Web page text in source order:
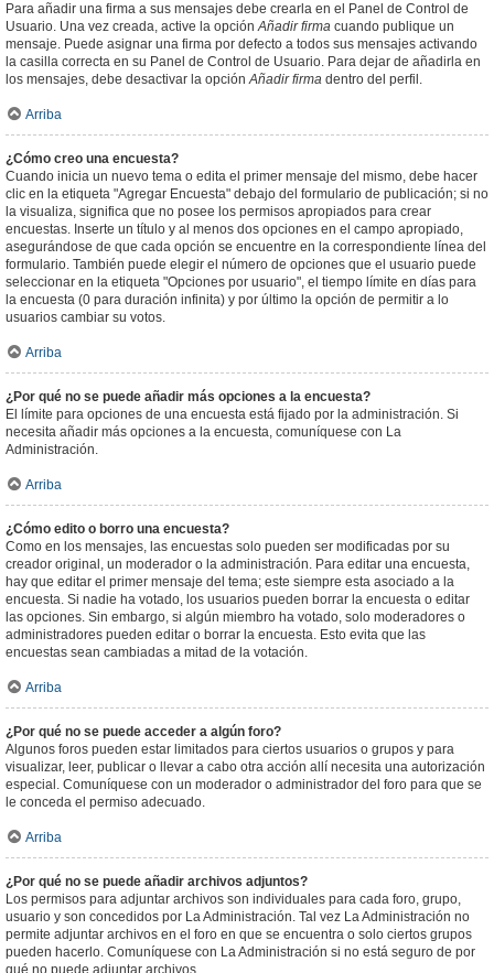
Para añadir una firma a sus mensajes debe crearla en el Panel de Control de
Usuario. Una vez creada, active la opciónAñadir firma cuando publique un
mensaje. Puede asignar una firma por defecto a todos sus mensajes activando
la casilla correcta en su Panel de Control de Usuario. Para dejar de añadirla en
los mensajes, debe desactivar la opciónAñadir firma dentro del perfil.
Arriba
¿Cómo creo una encuesta?
Cuando inicia un nuevo tema o edita el primer mensaje del mismo, debe hacer
clic en la etiqueta "Agregar Encuesta" debajo del formulario de publicación; si no
la visualiza, significa que no posee los permisos apropiados para crear
encuestas. Inserte un título y al menos dos opciones en el campo apropiado,
asegurándose de que cada opción se encuentre en la correspondiente línea del
formulario. También puede elegir el número de opciones que el usuario puede
seleccionar en la etiqueta "Opciones por usuario", el tiempo límite en días para
la encuesta (0 para duración infinita) y por último la opción de permitir a lo
usuarios cambiar su votos.
Arriba
¿Por qué no se puede añadir más opciones a la encuesta?
El límite para opciones de una encuesta está fijado por la administración. Si
necesita añadir más opciones a la encuesta, comuníquese con La
Administración.
Arriba
¿Cómo edito o borro una encuesta?
Como en los mensajes, las encuestas solo pueden ser modificadas por su
creador original, un moderador o la administración. Para editar una encuesta,
hay que editar el primer mensaje del tema; este siempre esta asociado a la
encuesta. Si nadie ha votado, los usuarios pueden borrar la encuesta o editar
las opciones. Sin embargo, si algún miembro ha votado, solo moderadores o
administradores pueden editar o borrar la encuesta. Esto evita que las
encuestas sean cambiadas a mitad de la votación.
Arriba
¿Por qué no se puede acceder a algún foro?
Algunos foros pueden estar limitados para ciertos usuarios o grupos y para
visualizar, leer, publicar o llevar a cabo otra acción allí necesita una autorización
especial. Comuníquese con un moderador o administrador del foro para que se
le conceda el permiso adecuado.
Arriba
¿Por qué no se puede añadir archivos adjuntos?
Los permisos para adjuntar archivos son individuales para cada foro, grupo,
usuario y son concedidos por La Administración. Tal vez La Administración no
permite adjuntar archivos en el foro en que se encuentra o solo ciertos grupos
pueden hacerlo. Comuníquese con La Administración si no está seguro de por
qué no puede adjuntar archivos.